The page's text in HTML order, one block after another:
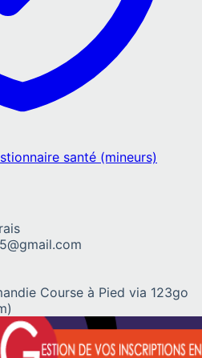
santé (mineurs)
Course à Pied via 123go